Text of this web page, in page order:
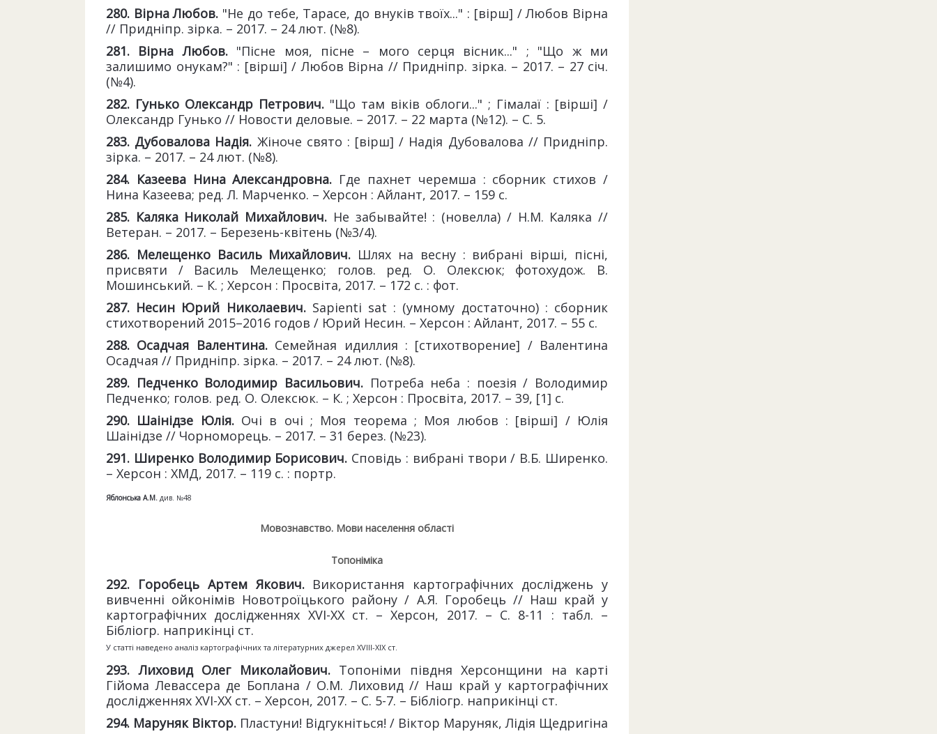
280. Вірна Любов. "Не до тебе, Тарасе, до внуків твоїх..." : [вірш] / Любов Вірна
// Придніпр. зірка. – 2017. – 24 лют. (№8).
281. Вірна Любов. "Пісне моя, пісне – мого серця вісник..." ; "Що ж ми
залишимо онукам?" : [вірші] / Любов Вірна // Придніпр. зірка. – 2017. – 27 січ.
(№4).
282. Гунько Олександр Петрович. "Що там віків облоги..." ; Гімалаї : [вірші] /
Олександр Гунько // Новости деловые. – 2017. – 22 марта (№12). – С. 5.
283. Дубовалова Надія. Жіноче свято : [вірш] / Надія Дубовалова // Придніпр.
зірка. – 2017. – 24 лют. (№8).
284. Казеева Нина Александровна. Где пахнет черемша : сборник стихов /
Нина Казеева; ред. Л. Марченко. – Херсон : Айлант, 2017. – 159 с.
285. Каляка Николай Михайлович. Не забывайте! : (новелла) / Н.М. Каляка //
Ветеран. – 2017. – Березень-квітень (№3/4).
286. Мелещенко Василь Михайлович. Шлях на весну : вибрані вірші, пісні,
присвяти / Василь Мелещенко; голов. ред. О. Олексюк; фотохудож. В.
Мошинський. – К. ; Херсон : Просвіта, 2017. – 172 с. : фот.
287. Несин Юрий Николаевич. Sapienti sat : (умному достаточно) : сборник
стихотворений 2015–2016 годов / Юрий Несин. – Херсон : Айлант, 2017. – 55 с.
288. Осадчая Валентина. Семейная идиллия : [стихотворение] / Валентина
Осадчая // Придніпр. зірка. – 2017. – 24 лют. (№8).
289. Педченко Володимир Васильович. Потреба неба : поезія / Володимир
Педченко; голов. ред. О. Олексюк. – К. ; Херсон : Просвіта, 2017. – 39, [1] с.
290. Шаінідзе Юлія. Очі в очі ; Моя теорема ; Моя любов : [вірші] / Юлія
Шаінідзе // Чорноморець. – 2017. – 31 берез. (№23).
291. Ширенко Володимир Борисович. Сповідь : вибрані твори / В.Б. Ширенко.
– Херсон : ХМД, 2017. – 119 с. : портр.
Яблонська А.М. див. №48
Мовознавство. Мови населення області
Топоніміка
292. Горобець Артем Якович. Використання картографічних досліджень у
вивченні ойконімів Новотроїцького району / А.Я. Горобець // Наш край у
картографічних дослідженнях XVI-XX ст. – Херсон, 2017. – С. 8-11 : табл. –
Бібліогр. наприкінці ст.
У статті наведено аналіз картографічних та літературних джерел XVIII-XIX ст.
293. Лиховид Олег Миколайович. Топоніми півдня Херсонщини на карті
Гійома Левассера де Боплана / О.М. Лиховид // Наш край у картографічних
дослідженнях XVI-XX ст. – Херсон, 2017. – С. 5-7. – Бібліогр. наприкінці ст.
294. Маруняк Віктор. Пластуни! Відгукніться! / Віктор Маруняк, Лідія Щедригіна